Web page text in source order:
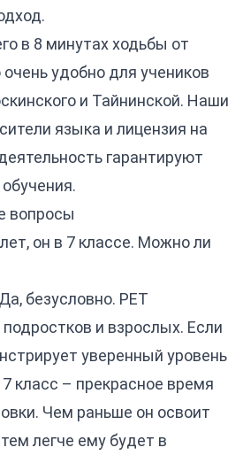
в 8 минутах ходьбы от
удобно для учеников
и Тайнинской. Наши
языка и лицензия на
гарантируют
вопросы
он в 7 классе. Можно ли
безусловно. PET
и взрослых. Если
уверенный уровень
класс – прекрасное время
Чем раньше он освоит
легче ему будет в